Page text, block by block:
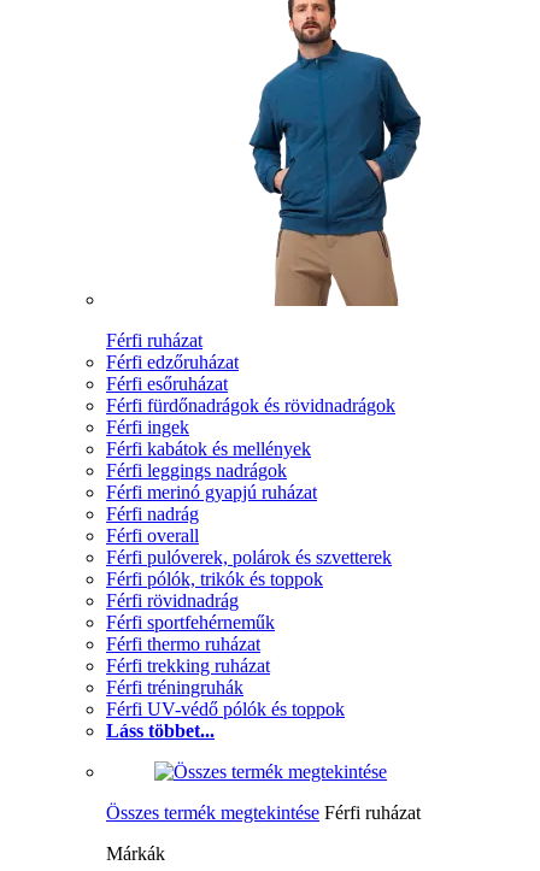
Férfi ruházat
Férfi edzőruházat
Férfi esőruházat
Férfi fürdőnadrágok és rövidnadrágok
Férfi ingek
Férfi kabátok és mellények
Férfi leggings nadrágok
Férfi merinó gyapjú ruházat
Férfi nadrág
Férfi overall
Férfi pulóverek, polárok és szvetterek
Férfi pólók, trikók és toppok
Férfi rövidnadrág
Férfi sportfehérneműk
Férfi thermo ruházat
Férfi trekking ruházat
Férfi tréningruhák
Férfi UV-védő pólók és toppok
Láss többet...
Összes termék megtekintése Férfi ruházat
Márkák